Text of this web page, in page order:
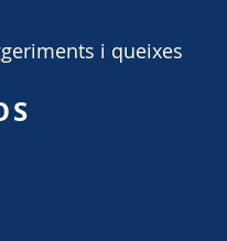
i queixes